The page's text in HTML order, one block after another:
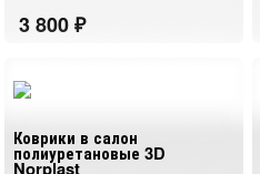
Коврики в салон
полиуретановые 3D
Norplast